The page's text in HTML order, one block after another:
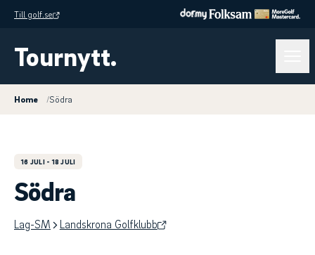
Till golf.se
Tournytt.
Home /Södra
16 JULI - 18 JULI
Södra
Lag-SM Landskrona Golfklubb